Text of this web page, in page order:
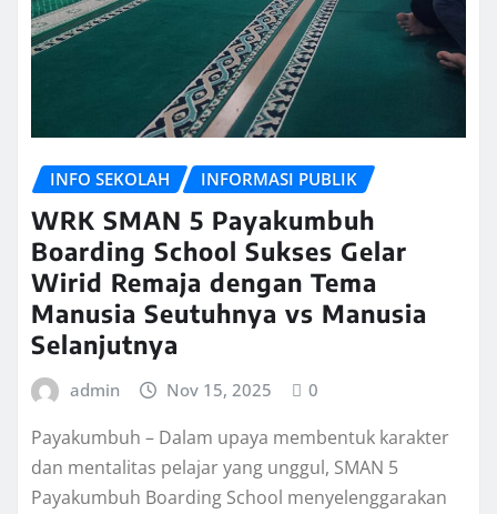
INFO SEKOLAH INFORMASI PUBLIK
WRK SMAN 5 Payakumbuh
Boarding School Sukses Gelar
Wirid Remaja dengan Tema
Manusia Seutuhnya vs Manusia
Selanjutnya
admin Nov 15, 2025 0
Payakumbuh – Dalam upaya membentuk karakter
dan mentalitas pelajar yang unggul, SMAN 5
Payakumbuh Boarding School menyelenggarakan